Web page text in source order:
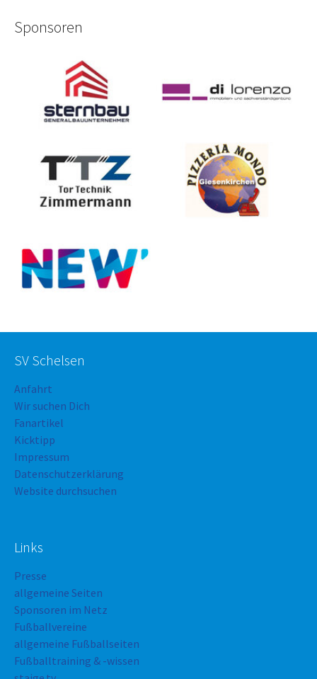
Sponsoren
SV Schelsen
Anfahrt
Wir suchen Dich
Fanartikel
Kicktipp
Impressum
Datenschutzerklärung
Website durchsuchen
Links
Presse
allgemeine Seiten
Sponsoren im Netz
Fußballvereine
allgemeine Fußballseiten
Fußballtraining & -wissen